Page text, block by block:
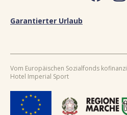
Garantierter Urlaub
Vom Europäischen Sozialfonds
Hotel Imperial Sport